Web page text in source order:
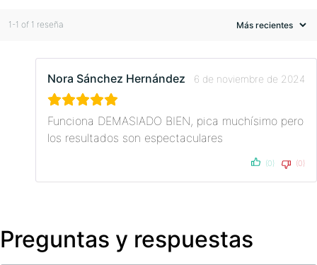
1-1 of 1 reseña
Nora Sánchez Hernández 6 de noviembre de 2024
Funciona DEMASIADO BIEN, pica muchísimo pero
los resultados son espectaculares
(0) (0)
Preguntas y respuestas